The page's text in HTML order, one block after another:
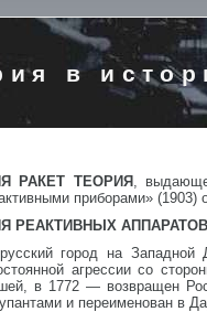
в
РАКЕТ ТЕОРИЯ ,
приборами»
РЕАКТИВНЫХ
город на Западной
агрессии со
в 1772 — возвращен
и переименован в